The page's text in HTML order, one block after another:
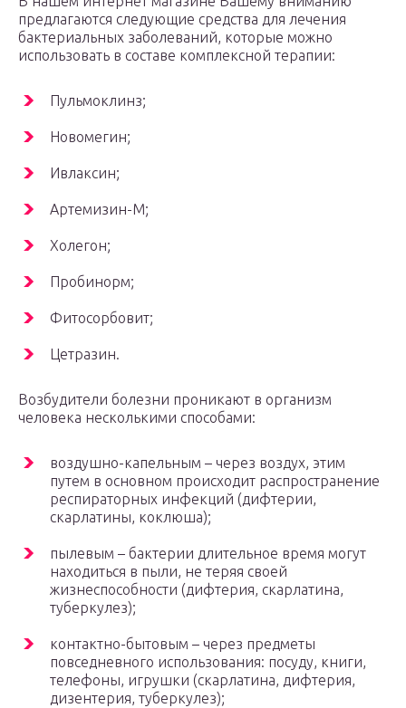
предлагаются следующие средства для лечения
бактериальных заболеваний, которые можно
использовать в составе комплексной терапии:
Пульмоклинз;
Новомегин;
Ивлаксин;
Артемизин-М;
Холегон;
Пробинорм;
Фитосорбовит;
Цетразин.
Возбудители болезни проникают в организм
человека несколькими способами:
воздушно-капельным – через воздух, этим
путем в основном происходит распространение
респираторных инфекций (дифтерии,
скарлатины, коклюша);
пылевым – бактерии длительное время могут
находиться в пыли, не теряя своей
жизнеспособности (дифтерия, скарлатина,
туберкулез);
контактно-бытовым – через предметы
повседневного использования: посуду, книги,
телефоны, игрушки (скарлатина, дифтерия,
дизентерия, туберкулез);